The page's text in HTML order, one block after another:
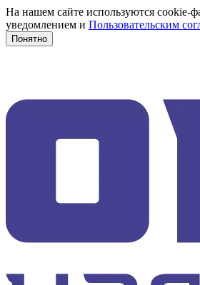
На нашем сайте используются cookie-
уведомлением и Пользовательским
Понятно